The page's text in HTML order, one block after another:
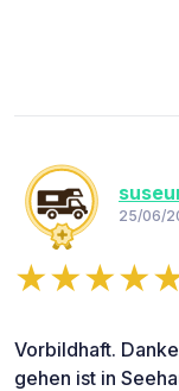
25/06/
Vorbildhaft.
gehen ist in